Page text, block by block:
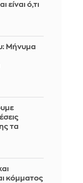
είναι ό,τι
Μήνυμα
τα
κόμματος